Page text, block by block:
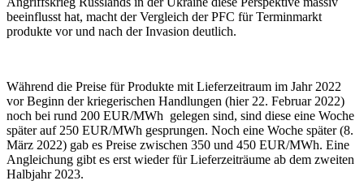
beeinflusst hat, macht der Vergleich der PFC für Terminmarkt
produkte vor und nach der Invasion deutlich.
Während die Preise für Produkte mit Lieferzeitraum im Jahr 2022
vor Beginn der kriegerischen Handlungen (hier 22. Februar 2022)
noch bei rund 200 EUR/MWh gelegen sind, sind diese eine Woche
später auf 250 EUR/MWh gesprungen. Noch eine Woche später (8.
März 2022) gab es Preise zwischen 350 und 450 EUR/MWh. Eine
Angleichung gibt es erst wieder für Lieferzeiträume ab dem zweiten
Halbjahr 2023.